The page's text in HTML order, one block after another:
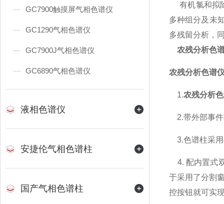
GC7900触摸屏气相色谱仪
GC1290气相色谱仪
GC7900J气相色谱仪
GC6890气相色谱仪
液相色谱仪
安捷伦气相色谱柱
国产气相色谱柱
有机氯和拟
多种组分及未
多残留分析，
农残分析色
农残分析色谱
1.农残分析
2.带外部事件
3.色谱柱采
4. 配内置式
于采用了分割
控按钮就可实